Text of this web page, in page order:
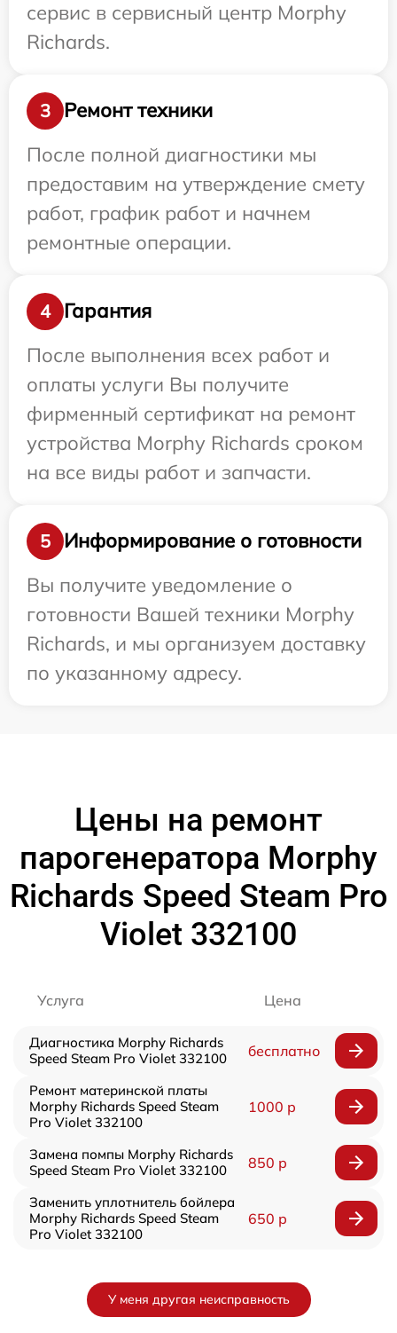
сервис в сервисный центр Morphy
Richards.
3
Ремонт техники
После полной диагностики мы
предоставим на утверждение смету
работ, график работ и начнем
ремонтные операции.
4
Гарантия
После выполнения всех работ и
оплаты услуги Вы получите
фирменный сертификат на ремонт
устройства Morphy Richards сроком
на все виды работ и запчасти.
5
Информирование о готовности
Вы получите уведомление о
готовности Вашей техники Morphy
Richards, и мы организуем доставку
по указанному адресу.
Цены на ремонт
парогенератора Morphy
Richards Speed Steam Pro
Violet 332100
Услуга Цена
Диагностика Morphy Richards
Speed Steam Pro Violet 332100
бесплатно
Ремонт материнской платы
Morphy Richards Speed Steam
Pro Violet 332100
1000 р
Замена помпы Morphy Richards
Speed Steam Pro Violet 332100
850 р
Заменить уплотнитель бойлера
Morphy Richards Speed Steam
Pro Violet 332100
650 р
У меня другая неисправность